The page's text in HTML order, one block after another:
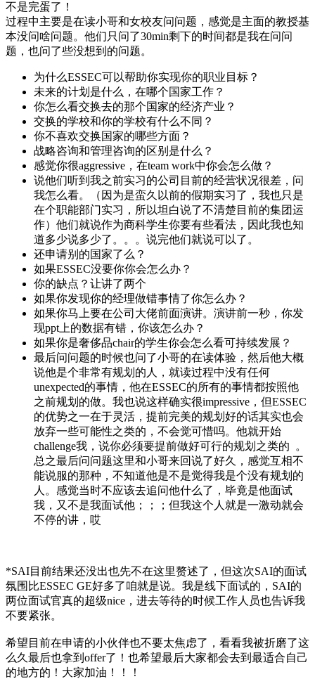
不是完蛋了！
过程中主要是在读小哥和女校友问问题，感觉是主面的教授基
本没问啥问题。他们只问了30min剩下的时间都是我在问问
题，也问了些没想到的问题。
为什么ESSEC可以帮助你实现你的职业目标？
未来的计划是什么，在哪个国家工作？
你怎么看交换去的那个国家的经济产业？
交换的学校和你的学校有什么不同？
你不喜欢交换国家的哪些方面？
战略咨询和管理咨询的区别是什么？
感觉你很aggressive，在team work中你会怎么做？
说他们听到我之前实习的公司目前的经营状况很差，问
我怎么看。（因为是蛮久以前的假期实习了，我也只是
在个职能部门实习，所以坦白说了不清楚目前的集团运
作）他们就说作为商科学生你要有些看法，因此我也知
道多少说多少了。。。说完他们就说可以了。
还申请别的国家了么？
如果ESSEC没要你你会怎么办？
你的缺点？让讲了两个
如果你发现你的经理做错事情了你怎么办？
如果你马上要在公司大佬前面演讲。演讲前一秒，你发
现ppt上的数据有错，你该怎么办？
如果你是奢侈品chair的学生你会怎么看可持续发展？
最后问问题的时候也问了小哥的在读体验，然后他大概
说他是个非常有规划的人，就读过程中没有任何
unexpected的事情，他在ESSEC的所有的事情都按照他
之前规划的做。我也说这样确实很impressive，但ESSEC
的优势之一在于灵活，提前完美的规划好的话其实也会
放弃一些可能性之类的，不会觉可惜吗。他就开始
challenge我，说你必须要提前做好可行的规划之类的 。
总之最后问问题这里和小哥来回说了好久，感觉互相不
能说服的那种，不知道他是不是觉得我是个没有规划的
人。感觉当时不应该去追问他什么了，毕竟是他面试
我，又不是我面试他；；；但我这个人就是一激动就会
不停的讲，哎
*SAI目前结果还没出也先不在这里赘述了，但这次SAI的面试
氛围比ESSEC GE好多了咱就是说。我是线下面试的，SAI的
两位面试官真的超级nice，进去等待的时候工作人员也告诉我
不要紧张。
希望目前在申请的小伙伴也不要太焦虑了，看看我被折磨了这
么久最后也拿到offer了！也希望最后大家都会去到最适合自己
的地方的！大家加油！！！